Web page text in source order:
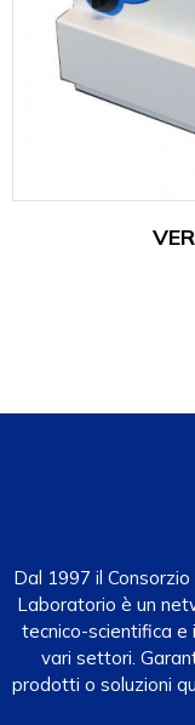
Dal 1997 il
Laboratorio è un
tecnico-scientifica e
vari settori.
prodotti o soluzioni